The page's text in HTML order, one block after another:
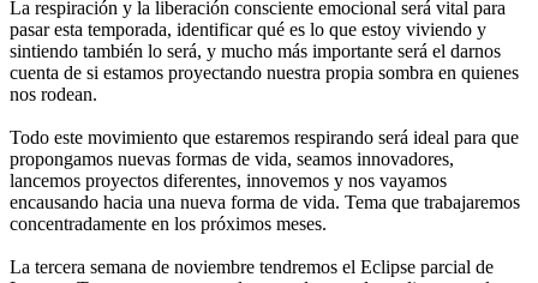
La respiración y la liberación consciente emocional será vital para
pasar esta temporada, identificar qué es lo que estoy viviendo y
sintiendo también lo será, y mucho más importante será el darnos
cuenta de si estamos proyectando nuestra propia sombra en quienes
nos rodean.
Todo este movimiento que estaremos respirando será ideal para que
propongamos nuevas formas de vida, seamos innovadores,
lancemos proyectos diferentes, innovemos y nos vayamos
encausando hacia una nueva forma de vida. Tema que trabajaremos
concentradamente en los próximos meses.
La tercera semana de noviembre tendremos el Eclipse parcial de